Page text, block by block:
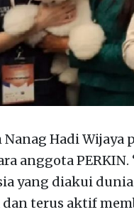
Nanag Hadi
anggota
yang diakui
terus aktif